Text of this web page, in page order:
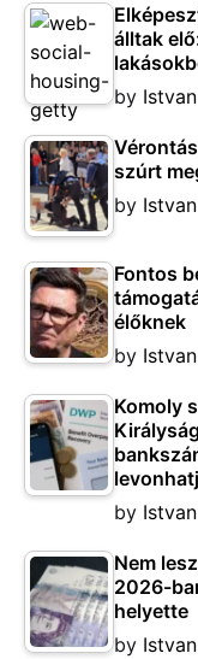
álltak
by
szúrt
by
Fontos
élőknek
by
Komoly
by
Nem
2026-
helyette
by